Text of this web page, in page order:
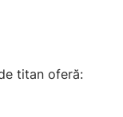
titan oferă: